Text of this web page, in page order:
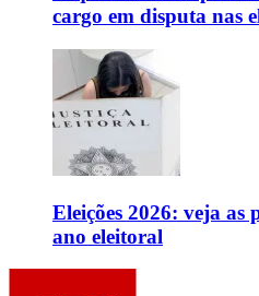
cargo em disputa nas
Eleições 2026: veja as
ano eleitoral